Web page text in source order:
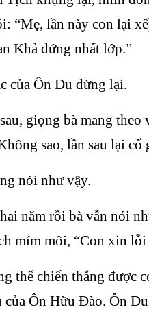
“Mẹ, lần này con lại
Khả đứng nhất lớp.”
của Ôn Du dừng lại.
giọng bà mang theo
sao, lần sau lại cố
nói như vậy.
năm rồi bà vẫn nói
mím môi, “Con xin lỗi
thể chiến thắng được
của Ôn Hữu Đào. Ôn